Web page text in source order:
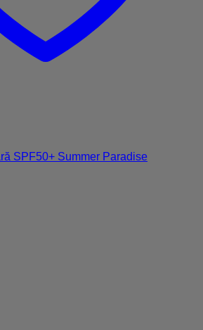
SPF50+ Summer Paradise